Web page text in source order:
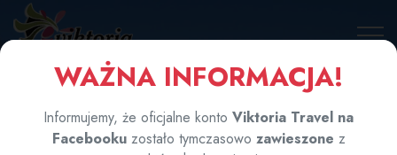
🍪 Polityka cookies
prawidłowego działania strony oraz ulepszania
doświadczeń użytkowników. Zbieramy dane analityczne
WAŻNA INFORMACJA!
Informujemy, że oficjalne konto Viktoria Travel na
Facebookuzostało tymczasowo zawieszone z